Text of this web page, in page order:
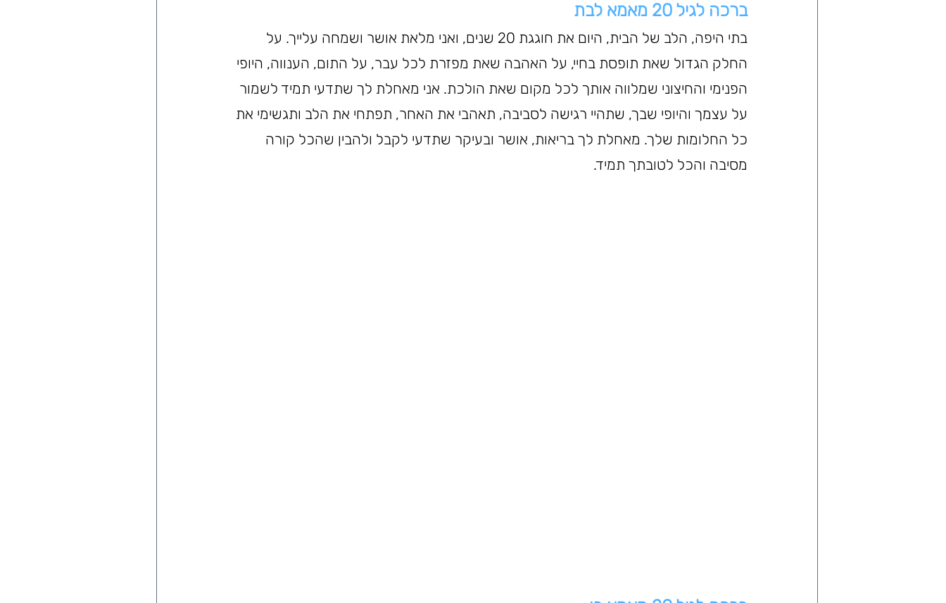
ברכה לגיל 20 מאמא לבת
בתי היפה, הלב של הבית, היום את חוגגת 20 שנים, ואני מלאת אושר ושמחה עלייך. על
החלק הגדול שאת תופסת בחיי, על האהבה שאת מפזרת לכל עבר, על התום, הענווה, היופי
הפנימי והחיצוני שמלווה אותך לכל מקום שאת הולכת. אני מאחלת לך שתדעי תמיד לשמור
על עצמך והיופי שבך, שתהיי רגישה לסביבה, תאהבי את האחר, תפתחי את הלב ותגשימי את
כל החלומות שלך. מאחלת לך בריאות, אושר ובעיקר שתדעי לקבל ולהבין שהכל קורה
מסיבה והכל לטובתך תמיד.